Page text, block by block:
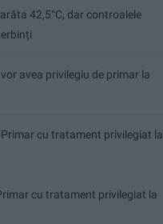
42,5°C, dar controalele
avea privilegiu de primar la
Primar cu tratament privilegiat la
cu tratament privilegiat la